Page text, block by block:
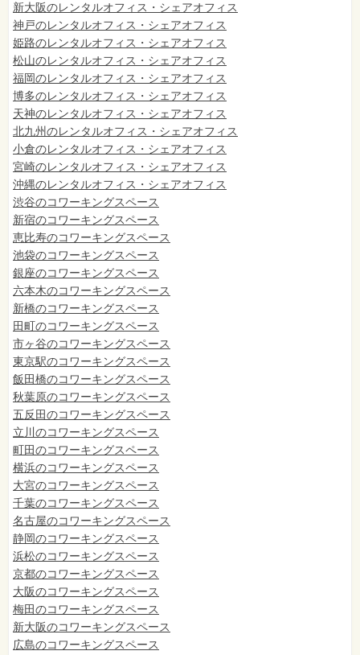
新大阪のレンタルオフィス・シェアオフィス
神戸のレンタルオフィス・シェアオフィス
姫路のレンタルオフィス・シェアオフィス
松山のレンタルオフィス・シェアオフィス
福岡のレンタルオフィス・シェアオフィス
博多のレンタルオフィス・シェアオフィス
天神のレンタルオフィス・シェアオフィス
北九州のレンタルオフィス・シェアオフィス
小倉のレンタルオフィス・シェアオフィス
宮崎のレンタルオフィス・シェアオフィス
沖縄のレンタルオフィス・シェアオフィス
渋谷のコワーキングスペース
新宿のコワーキングスペース
恵比寿のコワーキングスペース
池袋のコワーキングスペース
銀座のコワーキングスペース
六本木のコワーキングスペース
新橋のコワーキングスペース
田町のコワーキングスペース
市ヶ谷のコワーキングスペース
東京駅のコワーキングスペース
飯田橋のコワーキングスペース
秋葉原のコワーキングスペース
五反田のコワーキングスペース
立川のコワーキングスペース
町田のコワーキングスペース
横浜のコワーキングスペース
大宮のコワーキングスペース
千葉のコワーキングスペース
名古屋のコワーキングスペース
静岡のコワーキングスペース
浜松のコワーキングスペース
京都のコワーキングスペース
大阪のコワーキングスペース
梅田のコワーキングスペース
新大阪のコワーキングスペース
広島のコワーキングスペース